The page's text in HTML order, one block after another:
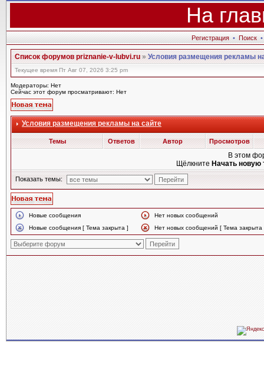
На
Регистрация • Поиск •
Список форумов priznanie-v-lubvi.ru»Условия размещения рекламы
Текущее время Пт Авг 07, 2026 3:25 pm
Модераторы: Нет
Сейчас этот форум просматривают: Нет
Условия размещения рекламы на сайте
Темы Ответов Автор Просмотров
В этом
Щёлкните Начать новую
Показать темы:
Новые сообщения
Нет новых сообщений
Новые сообщения [ Тема закрыта ]
Нет новых сообщений [ Тема закрыта